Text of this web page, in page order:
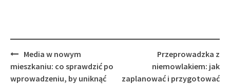
Post
navigation
Media w nowym
mieszkaniu: co sprawdzić po
wprowadzeniu, by uniknąć
Przeprowadzka z
niemowlakiem: jak
zaplanować i przygotować